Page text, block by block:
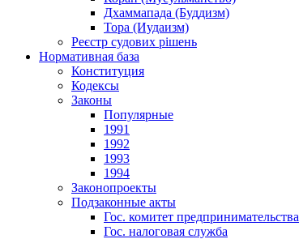
Дхаммапада (Буддизм)
Тора (Иудаизм)
Реєстр судових рішень
Нормативная база
Конституция
Кодексы
Законы
Популярные
1991
1992
1993
1994
Законопроекты
Подзаконные акты
Гос. комитет предпринимательства
Гос. налоговая служба